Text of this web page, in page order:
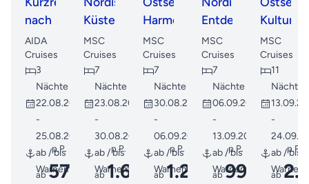
nach
Dänemark
ab
Warnemünde
AIDA
Cruises
3
Nächte
22.08.2026
-
25.08.2026
ab / bis
Warnemünde
p.P.
ab570
Küstenzauberreise
MSC
Cruises
7
Nächte
23.08.2026
-
30.08.2026
ab / bis
Warnemünde
p.P.
ab1.669 €
Harmonie:
Kultur
und
Küstenzauber
MSC
Cruises
7
Nächte
30.08.2026
-
06.09.2026
ab / bis
Warnemünde
p.P.
ab1.271 €
Entdeckungsreise
ab
Warnemünde
MSC
Cruises
7
Nächte
06.09.2026
-
13.09.2026
ab / bis
Warnemünde
p.P.
ab999
Kulturen
und
MSC
Cruises
11
Nächte
-
ab / bis
p.P.
ab